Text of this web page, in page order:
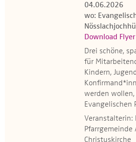
Kontakt
04.06.2026
wo:
Download Flyer
Drei schöne,
für
Kindern,
werden
Evangelischen
Veranstalterin:
Pfarrgemeinde
Christuskirche